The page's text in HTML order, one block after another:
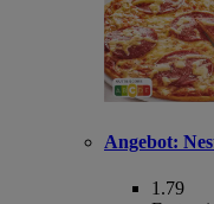
Angebot:
1.79